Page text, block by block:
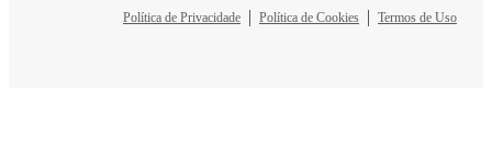
Política de Privacidade Política de Cookies Termos de Uso